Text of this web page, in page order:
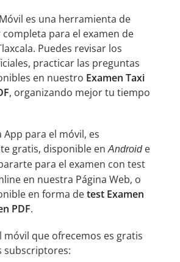
es una herramienta de
para el examen de
Puedes revisar los
practicar las preguntas
en nuestro Examen Taxi
, organizando mejor tu tiempo
App para el móvil, es
gratis, disponible enAndroide
para el examen con test
en nuestra Página Web, o
en forma detest Examen
PDF.
móvil que ofrecemos es gratis
subscriptores: